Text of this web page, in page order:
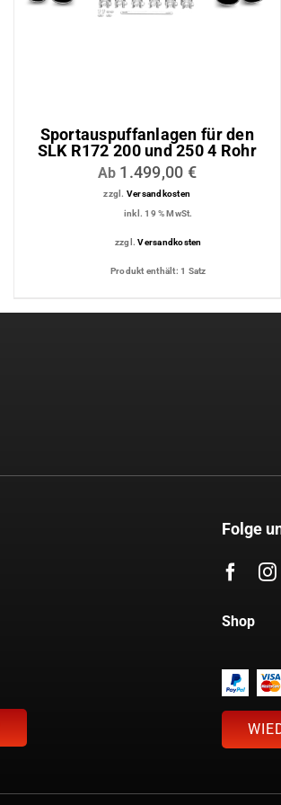
Sportauspuffanlagen für den
SLK R172 200 und 250 4 Rohr
Ab 1.499,00 €
zzgl. Versandkosten
inkl. 19 % MwSt.
zzgl.Versandkosten
Produkt enthält: 1 Satz
Folge
Shop